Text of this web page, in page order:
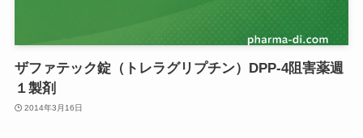
ザファテック錠（トレラグリプチン）DPP-4阻害薬週
１製剤
2014年3月16日